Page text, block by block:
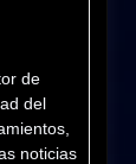
de
del
noticias